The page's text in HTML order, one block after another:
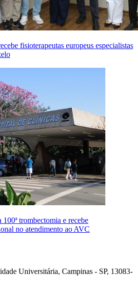
fisioterapeutas europeus especialistas
trombectomia e recebe
no atendimento ao AVC
Universitária, Campinas - SP, 13083-